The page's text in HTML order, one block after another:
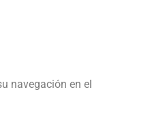
navegación en el